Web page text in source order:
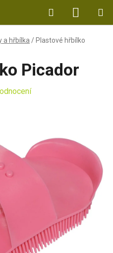
Hledat
KOŠÍK
a hřbílka / Plastové hřbílko
Picador